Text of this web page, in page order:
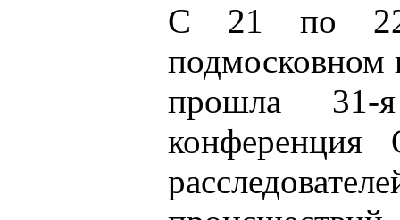
С 21 по
подмосковном
прошла 31-я
конференция